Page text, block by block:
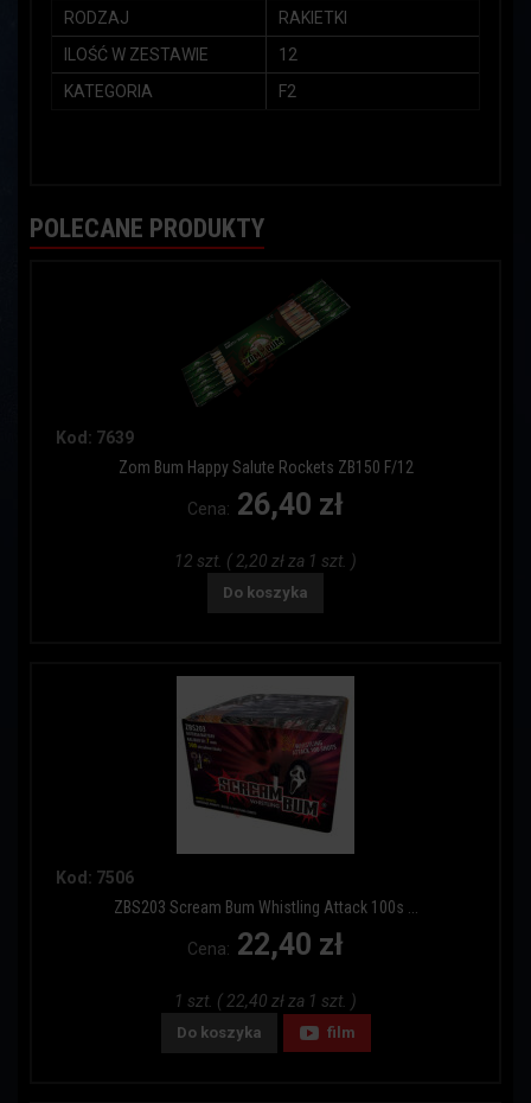
RODZAJ
RAKIETKI
ILOŚĆ W ZESTAWIE
12
KATEGORIA
F2
POLECANE PRODUKTY
Kod: 7639
Zom Bum Happy Salute Rockets ZB150 F/12
Cena: 26,40 zł
12 szt. ( 2,20 zł za 1 szt. )
Do koszyka
Kod: 7506
ZBS203 Scream Bum Whistling Attack 100s ...
Cena: 22,40 zł
1 szt. ( 22,40 zł za 1 szt. )
Do koszyka film